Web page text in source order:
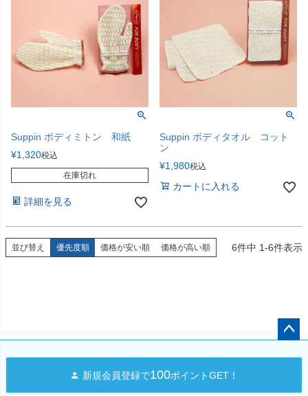
Suppin ボディミトン 和紙
¥1,320税込
在庫切れ
詳細を見る
Suppin ボディタオル コット
ン
¥1,980税込
カートに入れる
並び替え 優先度順 価格が安い順 価格が高い順 6件中 1-6件表示
へ
新規会員登録で100ポイントGET！